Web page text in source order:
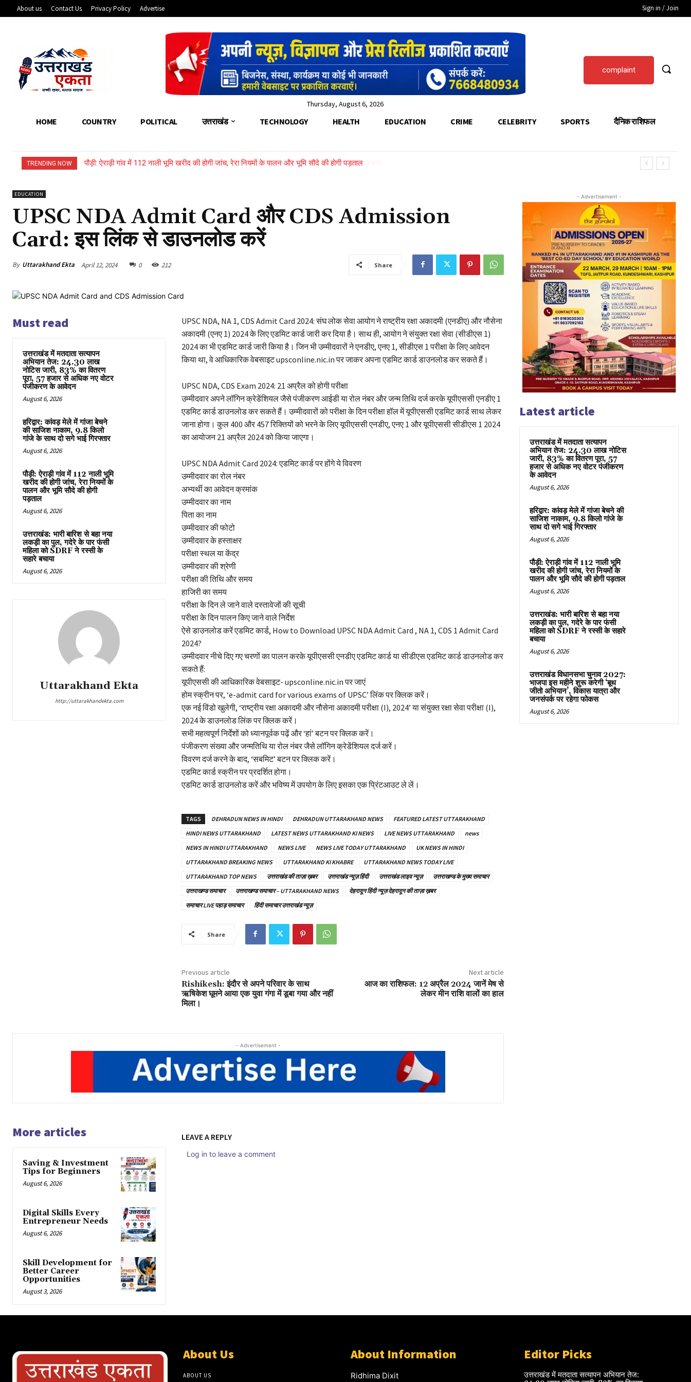
About us Contact Us Privacy Policy Advertise Sign in / Join
Thursday, August 6, 2026
complaint
HOME COUNTRY POLITICAL उत्तराखंड TECHNOLOGY HEALTH EDUCATION CRIME CELEBRITY SPORTS दैनिक राशिफल
TRENDING NOW उत्तराखंड: भारी बारिश से बहा नया लकड़ी का पुल, गदेरे के पार फंसी महिला को SDRF ने रस्सी के सहारे बचाया
EDUCATION
UPSC NDA Admit Card और CDS Admission
Card: इस लिंक से डाउनलोड करें
By Uttarakhand Ekta April 12, 2024 0 212 Share
Must read
उत्तराखंड में मतदाता सत्यापन
अभियान तेज: 24.30 लाख
नोटिस जारी, 83% का वितरण
पूरा, 57 हजार से अधिक नए वोटर
पंजीकरण के आवेदन
August 6, 2026
हरिद्वार: कांवड़ मेले में गांजा बेचने
की साजिश नाकाम, 9.8 किलो
गांजे के साथ दो सगे भाई गिरफ्तार
August 6, 2026
पौड़ी: ऐराड़ी गांव में 112 नाली भूमि
खरीद की होगी जांच, रेरा नियमों के
पालन और भूमि सौदे की होगी
पड़ताल
August 6, 2026
उत्तराखंड: भारी बारिश से बहा नया
लकड़ी का पुल, गदेरे के पार फंसी
महिला को SDRF ने रस्सी के
सहारे बचाया
August 6, 2026
Uttarakhand Ekta
http://uttarakhandekta.com
UPSC NDA, NA 1, CDS Admit Card 2024: संघ लोक सेवा आयोग ने राष्ट्रीय रक्षा अकादमी (एनडीए) और नौसेना
अकादमी (एनए 1) 2024 के लिए एडमिट कार्ड जारी कर दिया है। साथ ही, आयोग ने संयुक्त रक्षा सेवा (सीडीएस 1)
2024 का भी एडमिट कार्ड जारी किया है। जिन भी उम्मीदवारों ने एनडीए, एनए 1, सीडीएस 1 परीक्षा के लिए आवेदन
किया था, वे आधिकारिक वेबसाइट upsconline.nic.in पर जाकर अपना एडमिट कार्ड डाउनलोड कर सकते हैं।
UPSC NDA, CDS Exam 2024: 21 अप्रैल को होगी परीक्षा
उम्मीदवार अपने लॉगिन क्रेडेंशियल जैसे पंजीकरण आईडी या रोल नंबर और जन्म तिथि दर्ज करके यूपीएससी एनडीए 1
एडमिट कार्ड डाउनलोड कर सकते हैं। उम्मीदवारों को परीक्षा के दिन परीक्षा हॉल में यूपीएससी एडमिट कार्ड साथ लेकर
जाना होगा। कुल 400 और 457 रिक्तियों को भरने के लिए यूपीएससी एनडीए, एनए 1 और यूपीएससी सीडीएस 1 2024
का आयोजन 21 अप्रैल 2024 को किया जाएगा।
UPSC NDA Admit Card 2024: एडमिट कार्ड पर होंगे ये विवरण
उम्मीदवार का रोल नंबर
अभ्यर्थी का आवेदन क्रमांक
उम्मीदवार का नाम
पिता का नाम
उम्मीदवार की फोटो
उम्मीदवार के हस्ताक्षर
परीक्षा स्थल या केंद्र
उम्मीदवार की श्रेणी
परीक्षा की तिथि और समय
हाजिरी का समय
परीक्षा के दिन ले जाने वाले दस्तावेजों की सूची
परीक्षा के दिन पालन किए जाने वाले निर्देश
ऐसे डाउनलोड करें एडमिट कार्ड, How to Download UPSC NDA Admit Card , NA 1, CDS 1 Admit Card
2024?
उम्मीदवार नीचे दिए गए चरणों का पालन करके यूपीएससी एनडीए एडमिट कार्ड या सीडीएस एडमिट कार्ड डाउनलोड कर
सकते हैं:
यूपीएससी की आधिकारिक वेबसाइट- upsconline.nic.in पर जाएं
होम स्क्रीन पर, ‘e-admit card for various exams of UPSC’ लिंक पर क्लिक करें।
एक नई विंडो खुलेगी, ‘राष्ट्रीय रक्षा अकादमी और नौसेना अकादमी परीक्षा (I), 2024’ या संयुक्त रक्षा सेवा परीक्षा (I),
2024 के डाउनलोड लिंक पर क्लिक करें।
सभी महत्वपूर्ण निर्देशों को ध्यानपूर्वक पढ़ें और ‘हां’ बटन पर क्लिक करें।
पंजीकरण संख्या और जन्मतिथि या रोल नंबर जैसे लॉगिन क्रेडेंशियल दर्ज करें।
विवरण दर्ज करने के बाद, ‘सबमिट’ बटन पर क्लिक करें।
एडमिट कार्ड स्क्रीन पर प्रदर्शित होगा।
एडमिट कार्ड डाउनलोड करें और भविष्य में उपयोग के लिए इसका एक प्रिंटआउट ले लें।
TAGS DEHRADUN NEWS IN HINDI DEHRADUN UTTARAKHAND NEWS
FEATURED LATEST UTTARAKHAND
HINDI NEWS UTTARAKHAND
LATEST NEWS UTTARAKHAND KI NEWS LIVE NEWS UTTARAKHAND
news
NEWS IN HINDI UTTARAKHAND
NEWS LIVE NEWS LIVE TODAY UTTARAKHAND
UK NEWS IN HINDI
UTTARAKHAND BREAKING NEWS
UTTARAKHAND KI KHABRE
UTTARAKHAND NEWS TODAY LIVE
UTTARAKHAND TOP NEWS
उत्तराखंड की ताज़ा ख़बर उत्तराखंड न्यूज़ हिंदी उत्तराखंड लाइव न्यूज़
उत्तराखण्ड के मुख्य समाचार
उत्तराखण्ड समाचार
उत्तराखण्ड समाचार – UTTARAKHAND NEWS
देहरादून हिंदी न्यूज़ देहरादून की ताज़ा ख़बर
समाचार LIVE पहाड़ समाचार
हिंदी समाचार उत्तराखंड न्यूज़
Share
Previous article
Rishikesh: इंदौर से अपने परिवार के साथ
ऋषिकेश घूमने आया एक युवा गंगा में डूबा गया और नहीं
मिला।
Next article
आज का राशिफल: 12 अप्रैल 2024 जानें मेष से
लेकर मीन राशि वालों का हाल
- Advertisement -
More articles
Saving & Investment
Tips for Beginners
August 6, 2026
Digital Skills Every
Entrepreneur Needs
August 6, 2026
Skill Development for
Better Career
Opportunities
August 3, 2026
LEAVE A REPLY
Log in to leave a comment
- Advertisement -
Latest article
उत्तराखंड में मतदाता सत्यापन
अभियान तेज: 24.30 लाख नोटिस
जारी, 83% का वितरण पूरा, 57
हजार से अधिक नए वोटर पंजीकरण
के आवेदन
August 6, 2026
हरिद्वार: कांवड़ मेले में गांजा बेचने की
साजिश नाकाम, 9.8 किलो गांजे के
साथ दो सगे भाई गिरफ्तार
August 6, 2026
पौड़ी: ऐराड़ी गांव में 112 नाली भूमि
खरीद की होगी जांच, रेरा नियमों के
पालन और भूमि सौदे की होगी पड़ताल
August 6, 2026
उत्तराखंड: भारी बारिश से बहा नया
लकड़ी का पुल, गदेरे के पार फंसी
महिला को SDRF ने रस्सी के सहारे
बचाया
August 6, 2026
उत्तराखंड विधानसभा चुनाव 2027:
भाजपा इस महीने शुरू करेगी ‘बूथ
जीतो अभियान’, विकास यात्रा और
जनसंपर्क पर रहेगा फोकस
August 6, 2026
About Us
ABOUT US
About Information
Ridhima Dixit
Editor Picks
उत्तराखंड में मतदाता सत्यापन अभियान तेज: